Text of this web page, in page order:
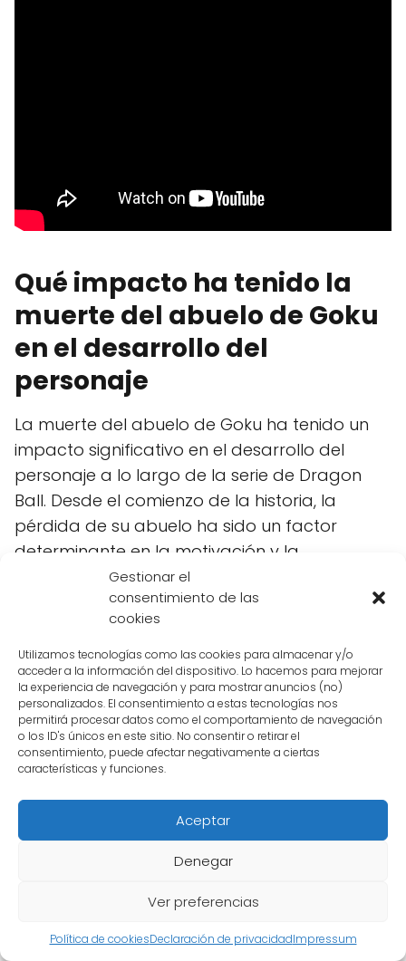
Gestionar el
consentimiento de las
cookies
Utilizamos tecnologías como las cookies para almacenar y/o
acceder a la información del dispositivo. Lo hacemos para mejorar
la experiencia de navegación y para mostrar anuncios (no)
personalizados. El consentimiento a estas tecnologías nos
permitirá procesar datos como el comportamiento de navegación
o los ID's únicos en este sitio. No consentir o retirar el
consentimiento, puede afectar negativamente a ciertas
características y funciones.
Aceptar
Denegar
Ver preferencias
Política de cookiesDeclaración de privacidadImpressum
Qué impacto ha tenido la
muerte del abuelo de Goku
en el desarrollo del
personaje
La muerte del abuelo de Goku ha tenido un
impacto significativo en el desarrollo del
personaje a lo largo de la serie de Dragon
Ball. Desde el comienzo de la historia, la
pérdida de su abuelo ha sido un factor
determinante en la motivación y la
determinación de Goku para convertirse en
un luchadorfuerteydefender a los
La influencia del abuelo de Goku se puede ver
claramente en la forma en que Goku aborda
los desafíos y los obstáculos a lo largo de su
viaje. Siempre lleva consigo elbastón del
abuelo, que se ha convertido en uno de sus
símbolos más reconocibles. Este objeto se ha
convertido en un recordatorio constante de
su abuelo y de su deseo dehonrar su